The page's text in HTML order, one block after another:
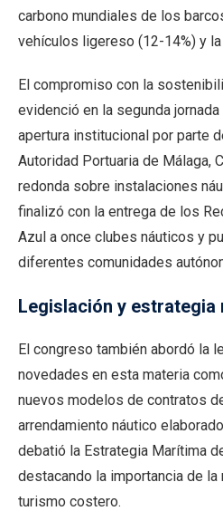
carbono mundiales de los
vehículos ligereso (12-14%) y la
El compromiso con la
evidenció en la segunda
apertura institucional por parte
Autoridad Portuaria de Málaga,
redonda sobre instalaciones
finalizó con la entrega de los
Azul a once clubes náuticos y
diferentes comunidades
Legislación y estrategia
El congreso también abordó la
novedades en esta materia
nuevos modelos de contratos
arrendamiento náutico
debatió la Estrategia Marítima
destacando la importancia de la
turismo costero.